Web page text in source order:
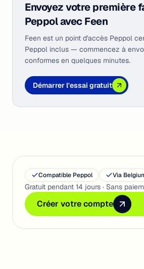
Envoyez votre première
Peppol avec Feen
Feen est un point d'accès Peppol
Peppol inclus — commencez à
conformes en quelques minutes.
Démarrer l'essai gratuit
Démarrer l'essai gratuit
Démarrer l'essai gratuit
Compatible Peppol Via
Gratuit pendant 14 jours · Sans
Créer votre compte
Créer votre compte
Créer votre compte